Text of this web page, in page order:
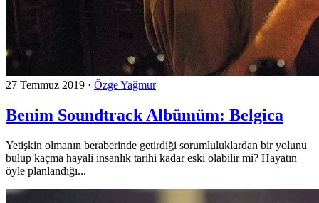
27 Temmuz 2019 · Özge Yağmur
Benim Soundtrack Albümüm: Belgica
Yetişkin olmanın beraberinde getirdiği sorumluluklardan bir yolunu
bulup kaçma hayali insanlık tarihi kadar eski olabilir mi? Hayatın
öyle planlandığı...